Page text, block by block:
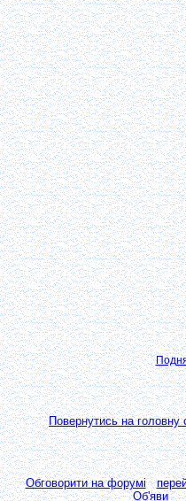
Повернутись на головну
Обговорити на форумі
Об'яви